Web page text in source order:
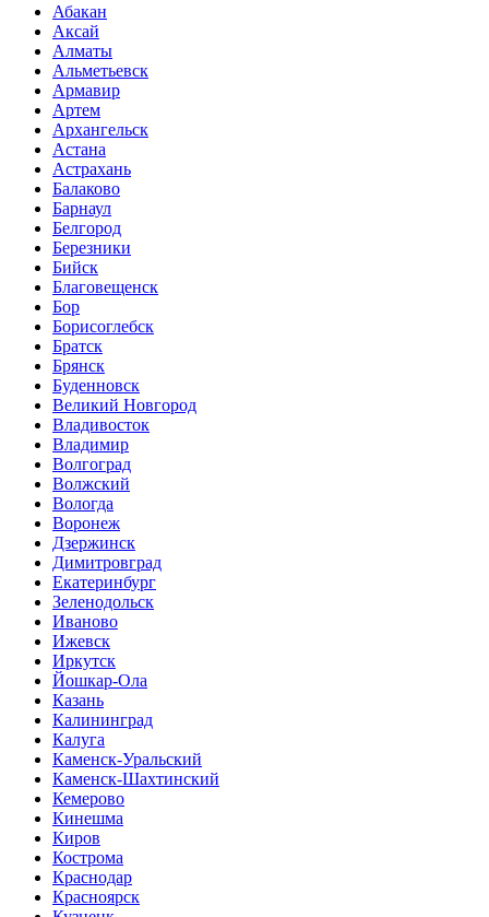
Абакан
Аксай
Алматы
Альметьевск
Армавир
Артем
Архангельск
Астана
Астрахань
Балаково
Барнаул
Белгород
Березники
Бийск
Благовещенск
Бор
Борисоглебск
Братск
Брянск
Буденновск
Великий Новгород
Владивосток
Владимир
Волгоград
Волжский
Вологда
Воронеж
Дзержинск
Димитровград
Екатеринбург
Зеленодольск
Иваново
Ижевск
Иркутск
Йошкар-Ола
Казань
Калининград
Калуга
Каменск-Уральский
Каменск-Шахтинский
Кемерово
Кинешма
Киров
Кострома
Краснодар
Красноярск